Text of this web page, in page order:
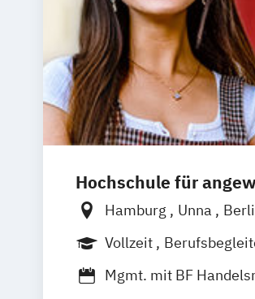
Hochschule für
Hamburg Unna
Frankfurt
Hannover
Nürnberg
Stuttgart
Vollzeit
Duales Studium
Mgmt. mit BF